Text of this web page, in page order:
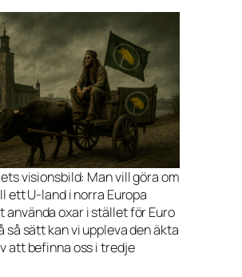
visionsbild: Man vill göra om
ett U-land i norra Europa
använda oxar i stället för Euro
så sätt kan vi uppleva den äkta
att befinna oss i tredje